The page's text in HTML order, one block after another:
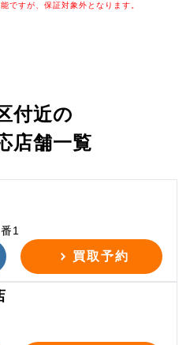
ですが、保証対象外となります。
付近の
店舗一覧
1
買取予約